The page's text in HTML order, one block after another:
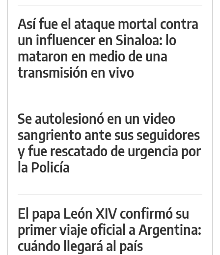
Así fue el ataque mortal contra
un influencer en Sinaloa: lo
mataron en medio de una
transmisión en vivo
Se autolesionó en un video
sangriento ante sus seguidores
y fue rescatado de urgencia por
la Policía
El papa León XIV confirmó su
primer viaje oficial a Argentina:
cuándo llegará al país